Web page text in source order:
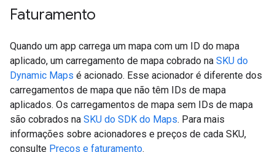
Faturamento
Quando um app carrega um mapa com um ID do mapa
aplicado, um carregamento de mapa cobrado na SKU do
Dynamic Maps é acionado. Esse acionador é diferente dos
carregamentos de mapa que não têm IDs de mapa
aplicados. Os carregamentos de mapa sem IDs de mapa
são cobrados na SKU do SDK do Maps. Para mais
informações sobre acionadores e preços de cada SKU,
consulte Preços e faturamento.